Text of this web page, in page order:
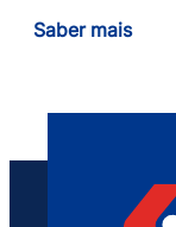
Saber mais